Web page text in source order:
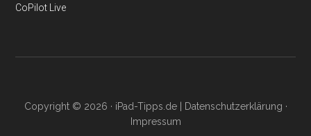
CoPilot Live
Copyright © 2026 · iPad-Tipps.de| Datenschutzerklärung ·
Impressum